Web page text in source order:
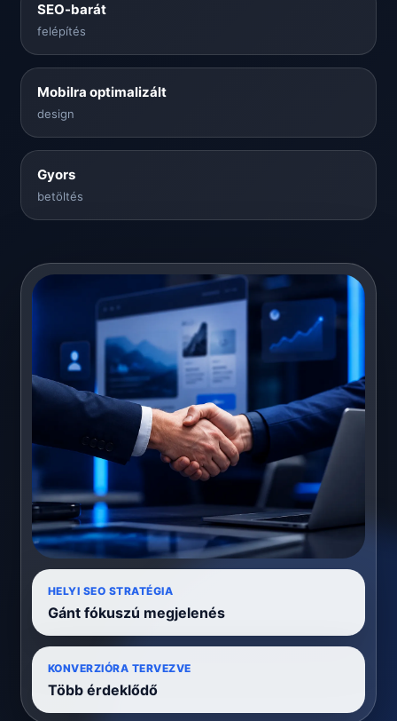
SEO-barát
felépítés
Mobilra optimalizált
design
Gyors
betöltés
HELYI SEO STRATÉGIA
Gánt fókuszú megjelenés
KONVERZIÓRA TERVEZVE
Több érdeklődő